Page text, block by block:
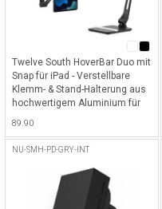
Twelve South HoverBar Duo mit
Snap für iPad - Verstellbare
Klemm- & Stand-Halterung aus
hochwertigem Aluminium für
89.90
NU-SMH-PD-GRY-INT